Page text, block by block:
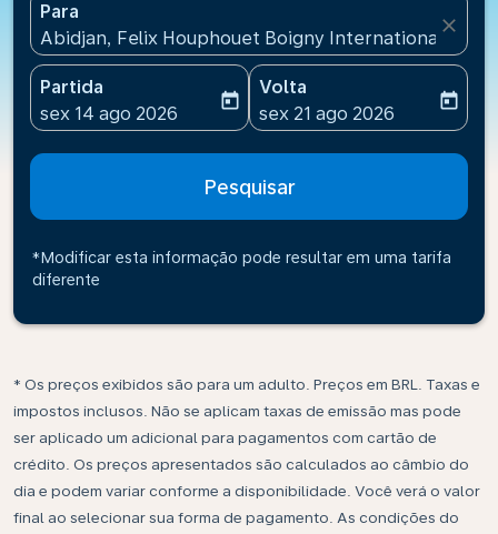
Para
Abidjan, Felix Houphouet Boigny International
close
Partida
fc-booking-departure-date-aria-label
sex 14 ago 2026
today
Volta
fc-booking-return-date-
sex 21 ago 2026
today
Pesquisar
*Modificar esta informação pode resultar em uma tarifa
diferente
* Os preços exibidos são para um adulto. Preços em BRL. Taxas e
impostos inclusos. Não se aplicam taxas de emissão mas pode
ser aplicado um adicional para pagamentos com cartão de
crédito. Os preços apresentados são calculados ao câmbio do
dia e podem variar conforme a disponibilidade. Você verá o valor
final ao selecionar sua forma de pagamento. As condições do